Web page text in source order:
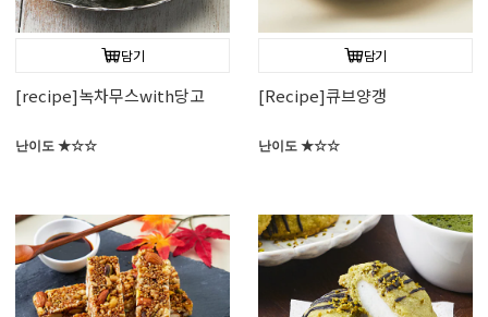
담기
[recipe]녹차무스with당고
난이도 ★☆☆
담기
[Recipe]큐브양갱
난이도 ★☆☆